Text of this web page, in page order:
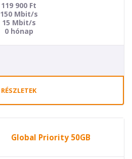
119 900 Ft
150 Mbit/s
15 Mbit/s
0 hónap
RÉSZLETEK
Global Priority 50GB